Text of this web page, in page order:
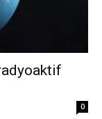
0